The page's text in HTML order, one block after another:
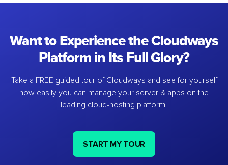
Want to Experience the Cloudways
Platform in Its Full Glory?
Take a FREE guided tour of Cloudways and see for yourself
how easily you can manage your server & apps on the
leading cloud-hosting platform.
START MY TOUR